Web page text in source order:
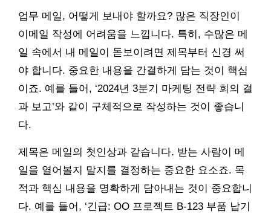
업무 메일, 어떻게 보내야 할까요? 많은 직장인이
이메일 작성에 어려움을 느낍니다. 특히, 수많은 메
일 속에서 내 메일이 돋보이려면 제목부터 신경 써
야 합니다. 중요한 내용을 간결하게 담는 것이 핵심
이죠. 예를 들어, ‘2024년 3분기 마케팅 전략 회의 결
과 보고’와 같이 구체적으로 작성하는 것이 좋습니
다.
제목은 메일의 첫인상과 같습니다. 받는 사람이 메
일을 열어볼지 말지를 결정하는 중요한 요소죠. 목
적과 핵심 내용을 명확하게 담아내는 것이 중요합니
다. 예를 들어, ‘긴급: OO 프로젝트 B-123 부품 납기